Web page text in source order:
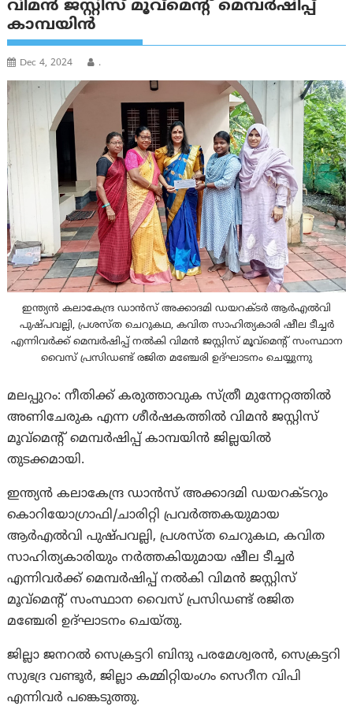
വിമൻ ജസ്റ്റിസ് മൂവ്‌മെന്റ് മെമ്പർഷിപ്പ്
കാമ്പയിൻ
Dec 4, 2024 .
ഇന്ത്യൻ കലാകേന്ദ്ര ഡാൻസ് അക്കാദമി ഡയറക്ടർ ആർഎൽവി
പുഷ്പവല്ലി, പ്രശസ്ത ചെറുകഥ, കവിത സാഹിത്യകാരി ഷീല ടീച്ചർ
എന്നിവർക്ക് മെമ്പർഷിപ്പ് നൽകി വിമൻ ജസ്റ്റിസ് മൂവ്‌മെന്റ് സംസ്ഥാന
വൈസ് പ്രസിഡണ്ട് രജിത മഞ്ചേരി ഉദ്ഘാടനം ചെയ്യുന്നു
മലപ്പുറം: നീതിക്ക് കരുത്താവുക സ്ത്രീ മുന്നേറ്റത്തിൽ
അണിചേരുക എന്ന ശീർഷകത്തിൽ വിമൻ ജസ്റ്റിസ്
മൂവ്‌മെന്റ് മെമ്പർഷിപ്പ് കാമ്പയിൻ ജില്ലയിൽ
തുടക്കമായി.
ഇന്ത്യൻ കലാകേന്ദ്ര ഡാൻസ് അക്കാദമി ഡയറക്ടറും
കൊറിയോഗ്രാഫി/ചാരിറ്റി പ്രവർത്തകയുമായ
ആർഎൽവി പുഷ്പവല്ലി, പ്രശസ്ത ചെറുകഥ, കവിത
സാഹിത്യകാരിയും നർത്തകിയുമായ ഷീല ടീച്ചർ
എന്നിവർക്ക് മെമ്പർഷിപ്പ് നൽകി വിമൻ ജസ്റ്റിസ്
മൂവ്‌മെന്റ് സംസ്ഥാന വൈസ് പ്രസിഡണ്ട് രജിത
മഞ്ചേരി ഉദ്ഘാടനം ചെയ്തു.
ജില്ലാ ജനറൽ സെക്രട്ടറി ബിന്ദു പരമേശ്വരൻ, സെക്രട്ടറി
സുഭദ്ര വണ്ടൂർ, ജില്ലാ കമ്മിറ്റിയംഗം സെറീന വിപി
എന്നിവർ പങ്കെടുത്തു.